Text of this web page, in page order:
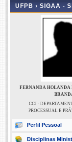
UFPB › SIGAA -
FERNANDA HOLANDA
CCJ -
PROCESSUAL E
Perfil Pessoal
Disciplinas